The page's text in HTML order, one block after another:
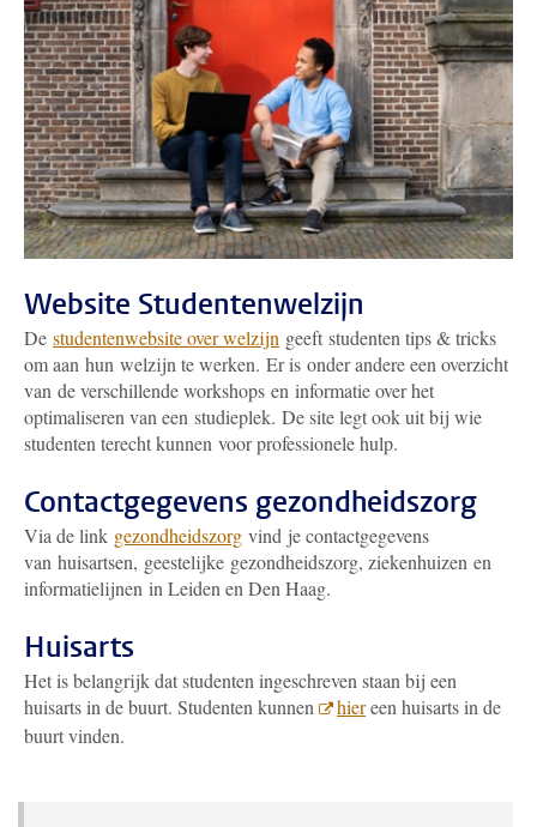
Website Studentenwelzijn
De studentenwebsite over welzijn geeft studenten tips & tricks
om aan hun welzijn te werken. Er is onder andere een overzicht
van de verschillende workshops en informatie over het
optimaliseren van een studieplek. De site legt ook uit bij wie
studenten terecht kunnen voor professionele hulp.
Contactgegevens gezondheidszorg
Via de link gezondheidszorg vind je contactgegevens
van huisartsen, geestelijke gezondheidszorg, ziekenhuizen en
informatielijnen in Leiden en Den Haag.
Huisarts
Het is belangrijk dat studenten ingeschreven staan bij een
huisarts in de buurt. Studenten kunnen
hiereen huisarts in de
buurt vinden.